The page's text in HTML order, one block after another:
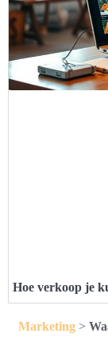
Hoe verkoop je
Marketing >